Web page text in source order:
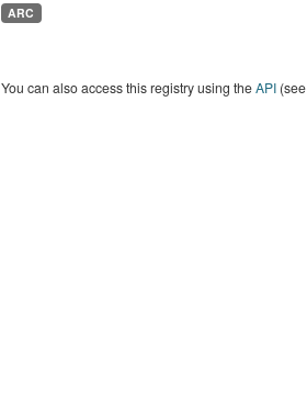
ARC
You can also access this registry using theAPI(see